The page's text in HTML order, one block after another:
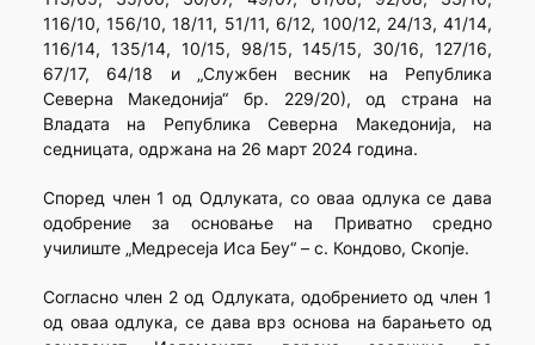
116/10, 156/10, 18/11, 51/11, 6/12, 100/12, 24/13, 41/14,
116/14, 135/14, 10/15, 98/15, 145/15, 30/16, 127/16,
67/17, 64/18 и „Службен весник на Република
Северна Македонија“ бр. 229/20), од страна на
Владата на Република Северна Македонија, на
седницата, одржана на 26 март 2024 година.
Според член 1 од Одлуката, со оваа одлука се дава
одобрение за основање на Приватно средно
училиште „Медресеја Иса Беу“ – с. Кондово, Скопје.
Согласно член 2 од Одлуката, одобрението од член 1
од оваа одлука, се дава врз основа на барањето од